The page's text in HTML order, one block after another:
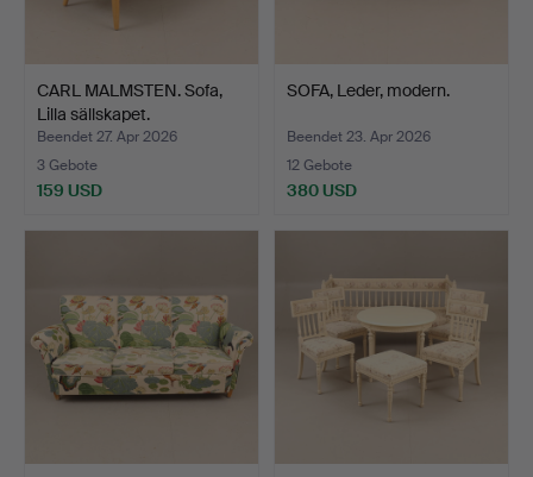
CARL MALMSTEN. Sofa,
Lilla sällskapet.
Beendet 27. Apr 2026
3 Gebote
159 USD
SOFA, Leder, modern.
Beendet 23. Apr 2026
12 Gebote
380 USD